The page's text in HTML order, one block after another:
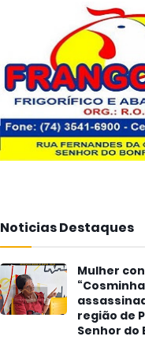
Noticias Destaques
Mulher
região de
Senhor do